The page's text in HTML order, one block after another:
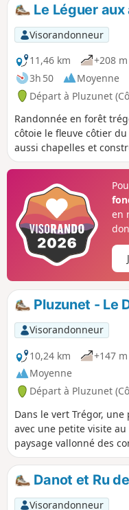
Le Léguer
Visorandonneur
11,46 km
+208 m
3h 50
Moyenne
Départ à Pluzunet
Randonnée en forêt
côtoie le fleuve côtier
aussi chapelles et
troglodyte. Possibilité
classement "Facile'.
en
Pluzunet - Le
Visorandonneur
10,24 km
+147 m
Moyenne
Départ à Pluzunet
Dans le vert Trégor,
avec une petite visite
paysage vallonné des
primitives.
Danot et Ru
Visorandonneur